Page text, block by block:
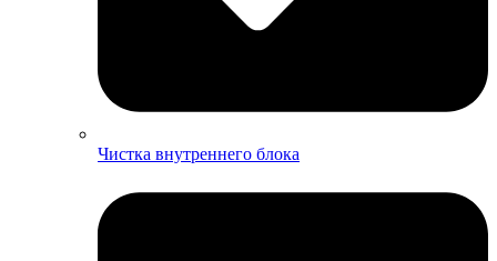
Чистка внутреннего блока